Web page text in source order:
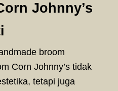
Johnny’s
broom
Corn Johnny’s tidak
tetapi juga